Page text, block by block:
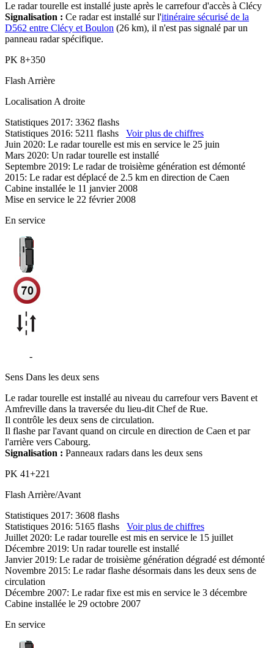
Le radar tourelle est installé juste après le carrefour d'accès à Clécy
Signalisation : Ce radar est installé sur l'itinéraire sécurisé de la
D562 entre Clécy et Boulon (26 km), il n'est pas signalé par un
panneau radar spécifique.
PK 8+350
Flash Arrière
Localisation A droite
Statistiques 2017: 3362 flashs
Statistiques 2016: 5211 flashs Voir plus de chiffres
Juin 2020: Le radar tourelle est mis en service le 25 juin
Mars 2020: Un radar tourelle est installé
Septembre 2019: Le radar de troisième génération est démonté
2015: Le radar est déplacé de 2.5 km en direction de Caen
Cabine installée le 11 janvier 2008
Mise en service le 22 février 2008
En service
-
Sens Dans les deux sens
Le radar tourelle est installé au niveau du carrefour vers Bavent et
Amfreville dans la traversée du lieu-dit Chef de Rue.
Il contrôle les deux sens de circulation.
Il flashe par l'avant quand on circule en direction de Caen et par
l'arrière vers Cabourg.
Signalisation : Panneaux radars dans les deux sens
PK 41+221
Flash Arrière/Avant
Statistiques 2017: 3608 flashs
Statistiques 2016: 5165 flashs Voir plus de chiffres
Juillet 2020: Le radar tourelle est mis en service le 15 juillet
Décembre 2019: Un radar tourelle est installé
Janvier 2019: Le radar de troisième génération dégradé est démonté
Novembre 2015: Le radar flashe désormais dans les deux sens de
circulation
Décembre 2007: Le radar fixe est mis en service le 3 décembre
Cabine installée le 29 octobre 2007
En service